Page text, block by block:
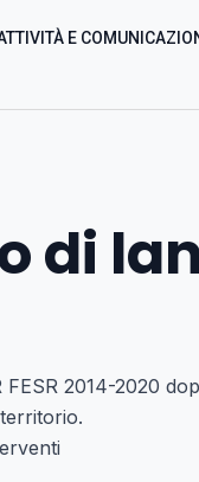
E
di
2014-2020